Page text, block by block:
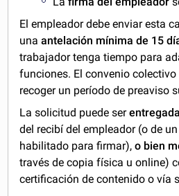
El empleador debe enviar esta
unaantelación mínima de 15
trabajador tenga tiempo para
funciones. El convenio
recoger un período de preaviso
La solicitud puede ser
del recibí del empleador (o de
habilitado para firmar),o bien
través de copia física u online)
certificación de contenido o vía